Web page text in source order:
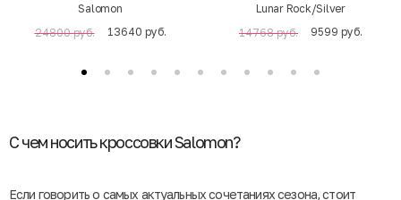
Salomon
24800 руб.
13640 руб.
Lunar Rock/Silver
14768 руб.
9599 руб.
С чем носить кроссовки Salomon?
Если говорить о самых актуальных сочетаниях сезона, стоит